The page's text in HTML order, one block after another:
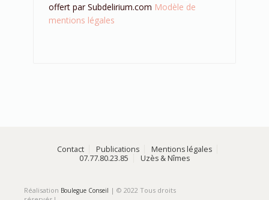
offert par Subdelirium.com Modèle de
mentions légales
Contact Publications
Mentions légales
07.77.80.23.85
Uzès & Nîmes
Réalisation Boulegue Conseil | © 2022 Tous droits